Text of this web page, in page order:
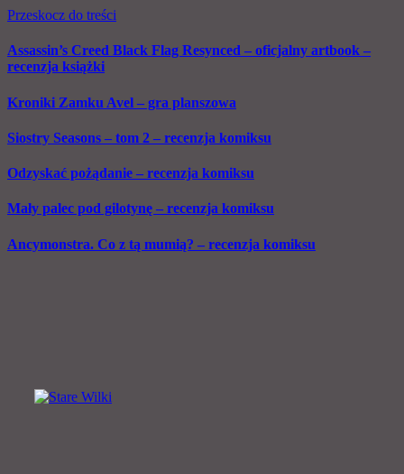
Przeskocz do treści
Assassin’s Creed Black Flag Resynced – oficjalny artbook –
recenzja książki
Kroniki Zamku Avel – gra planszowa
Siostry Seasons – tom 2 – recenzja komiksu
Odzyskać pożądanie – recenzja komiksu
Mały palec pod gilotynę – recenzja komiksu
Ancymonstra. Co z tą mumią? – recenzja komiksu